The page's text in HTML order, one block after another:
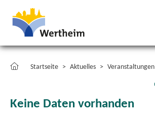
Startseite Aktuelles Veranstaltungen
Keine Daten vorhanden